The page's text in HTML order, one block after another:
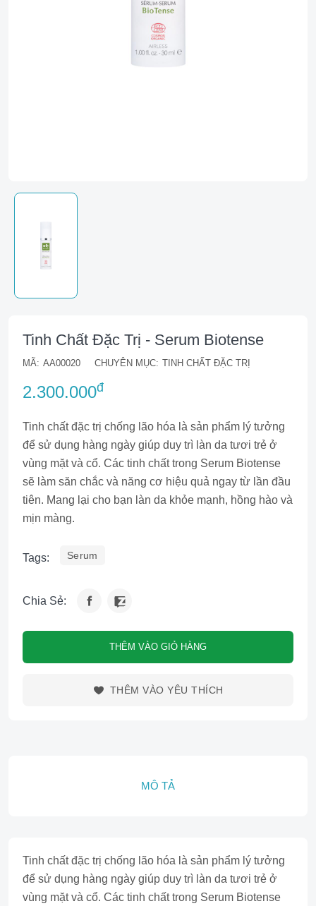
Tinh Chất Đặc Trị - Serum Biotense
MÃ: AA00020 CHUYÊN MỤC: TINH CHẤT ĐẶC TRỊ
2.300.000đ
Tinh chất đặc trị chống lão hóa là sản phẩm lý tưởng
để sử dụng hàng ngày giúp duy trì làn da tươi trẻ ở
vùng mặt và cổ. Các tinh chất trong Serum Biotense
sẽ làm săn chắc và năng cơ hiệu quả ngay từ lần đầu
tiên. Mang lại cho bạn làn da khỏe mạnh, hồng hào và
mịn màng.
Tags: Serum
Chia Sẻ:
THÊM VÀO GIỎ HÀNG
THÊM VÀO YÊU THÍCH
MÔ TẢ
Tinh chất đặc trị chống lão hóa là sản phẩm lý tưởng
để sử dụng hàng ngày giúp duy trì làn da tươi trẻ ở
vùng mặt và cổ. Các tinh chất trong Serum Biotense